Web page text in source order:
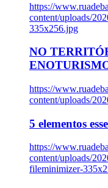
https://
content/uploads/
335x256.jpg
NO
https://
content/uploads/
5 elementos
https://
content/uploads/
fileminimizer-